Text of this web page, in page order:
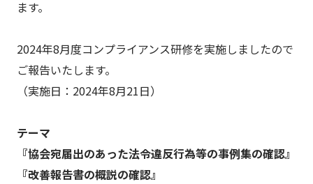
ます。
2024年8月度コンプライアンス研修を実施しましたので
ご報告いたします。
（実施日：2024年8月21日）
テーマ
『協会宛届出のあった法令違反行為等の事例集の確認』
『改善報告書の概説の確認』